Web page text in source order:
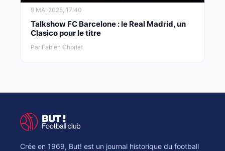
9 MAI 2025, 17:40
Talkshow FC Barcelone : le Real Madrid, un
Clasico pour le titre
Par Fabien Chorlet
Crée en 1969, But! est un journal historique du football